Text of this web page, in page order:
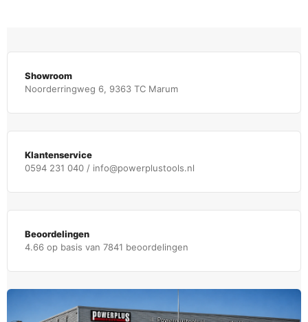
Showroom
Noorderringweg 6, 9363 TC Marum
Klantenservice
0594 231 040 / info@powerplustools.nl
Beoordelingen
4.66 op basis van 7841 beoordelingen